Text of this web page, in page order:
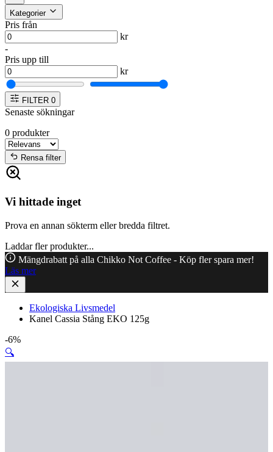
Kategorier
Pris från
kr
-
Pris upp till
kr
FILTER 0
Senaste sökningar
0 produkter
Rensa filter
Vi hittade inget
Prova en annan sökterm eller bredda filtret.
Laddar fler produkter...
Mängdrabatt på alla Chikko Not Coffee - Köp fler spara mer!
Läs mer
Ekologiska Livsmedel
Kanel Cassia Stång EKO 125g
-6%
🔍